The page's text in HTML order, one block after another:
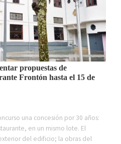
propuestas de
Frontón hasta el 15 de
una concesión por 30 años:
en un mismo lote. El
del edificio; la obras del